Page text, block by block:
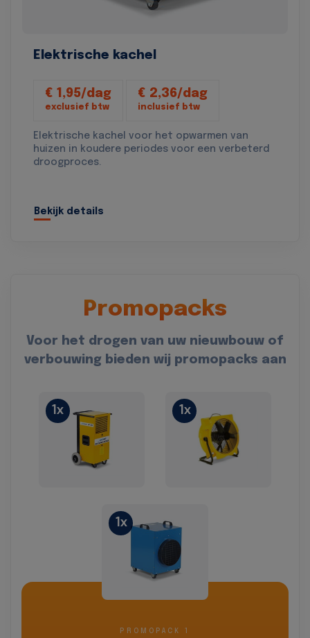
Elektrische kachel
€ 1,95/dag
exclusief btw
€ 2,36/dag
inclusief btw
Elektrische kachel voor het opwarmen van
huizen in koudere periodes voor een verbeterd
droogproces.
Bekijk details
Promopacks
Voor het drogen van uw nieuwbouw of
verbouwing bieden wij promopacks aan
1x 1x
1x
PROMOPACK 1